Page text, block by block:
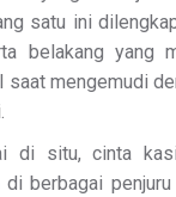
satu ini
belakang yang
mengemudi
di situ, cinta
di berbagai